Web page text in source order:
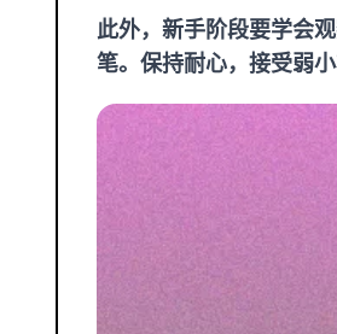
此外，新手阶段要学会
笔。保持耐心，接受弱